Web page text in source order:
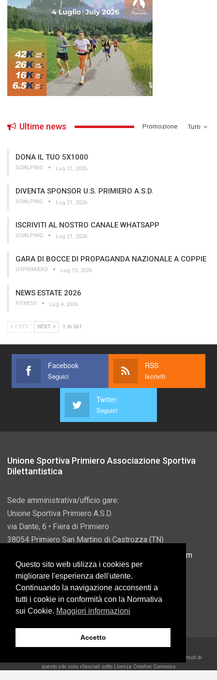
Tutti
Ultime news ­Promozione
DONA IL TUO 5X1000
SCIALPINO Lug 21, 2026
DIVENTA SPONSOR U.S. PRIMIERO A.S.D.
SCIALPINO Lug 21, 2026
ISCRIVITI AL NOSTRO CANALE WHATSAPP
SCIALPINO Lug 21, 2026
GARA DI BOCCE DI PROPAGANDA NAZIONALE A COPPIE
USPRIMIERO Lug 15, 2026
NEWS ESTATE 2026
FITNESS Lug 4, 2026
PREV NEXT 1 di 561
Facebook
Seguici
RSS
Iscriviti
Twitter
Seguici
Unione Sportiva Primiero Associazione Sportiva
Dilettantistica
Sede amministrativa/ufficio gare:
Unione Sportiva Primiero A.S.D.
via Dante, 6 • Fiera di Primiero
38054 Primiero San Martino di Castrozza (TN)
info@usprimiero.com
Vantaggi da Pubblica Amministrazione
Eccetto dove diversamente specificato, i contenuti di
questo sito sono rilasciati sotto Licenza Creative Commons
Questo sito web utilizza i cookies per
migliorare l'esperienza dell'utente.
Continuando la navigazione acconsenti a
tutti i cookie in conformità con la Normativa
sui Cookie. Maggiori informazioni
Accetto